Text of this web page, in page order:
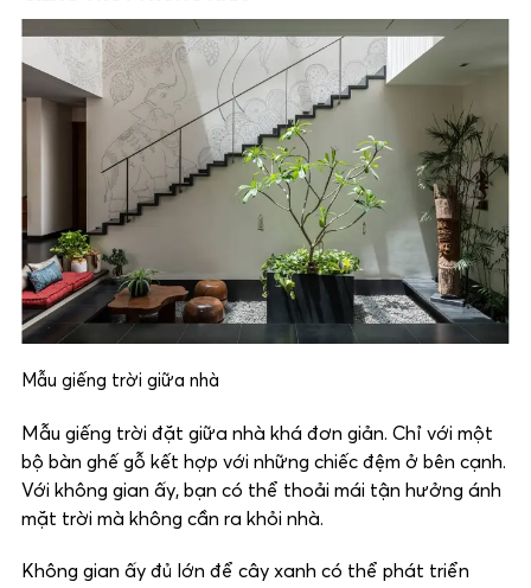
Mẫu giếng trời giữa nhà
Mẫu giếng trời đặt giữa nhà khá đơn giản. Chỉ với một
bộ bàn ghế gỗ kết hợp với những chiếc đệm ở bên cạnh.
Với không gian ấy, bạn có thể thoải mái tận hưởng ánh
mặt trời mà không cần ra khỏi nhà.
Không gian ấy đủ lớn để cây xanh có thể phát triển